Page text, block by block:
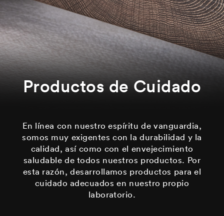
Productos de Cuidado
En línea con nuestro espíritu de vanguardia,
somos muy exigentes con la durabilidad y la
calidad, así como con el envejecimiento
saludable de todos nuestros productos. Por
esta razón, desarrollamos productos para el
cuidado adecuados en nuestro propio
laboratorio.